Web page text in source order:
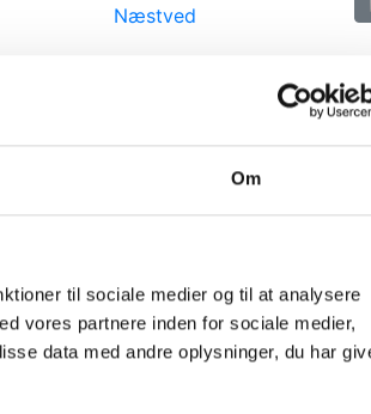
Om
til sociale medier og til at analysere
vores partnere inden for sociale medier,
data med andre oplysninger, du har
Næstved
specifikationer
Arena Næstved